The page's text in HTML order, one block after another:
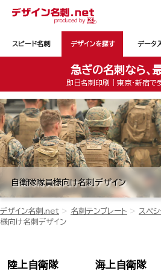
スピード名刺 デザインを探す データ
急ぎの名刺なら、
即日名刺印刷｜東京・新宿で
自衛隊隊員様向け名刺デザイン
デザイン名刺.net 名刺テンプレート スペ
様向け名刺デザイン
陸上自衛隊 海上自衛隊